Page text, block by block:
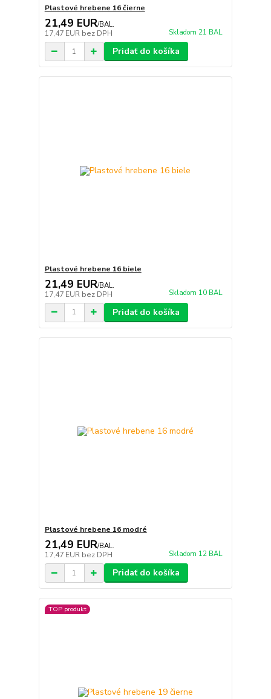
Plastové hrebene 16 čierne
21,49 EUR/BAL.
17,47 EUR bez DPH Skladom 21 BAL.
Pridať do košíka
Plastové hrebene 16 biele
21,49 EUR/BAL.
17,47 EUR bez DPH Skladom 10 BAL.
Pridať do košíka
Plastové hrebene 16 modré
21,49 EUR/BAL.
17,47 EUR bez DPH Skladom 12 BAL.
Pridať do košíka
TOP produkt